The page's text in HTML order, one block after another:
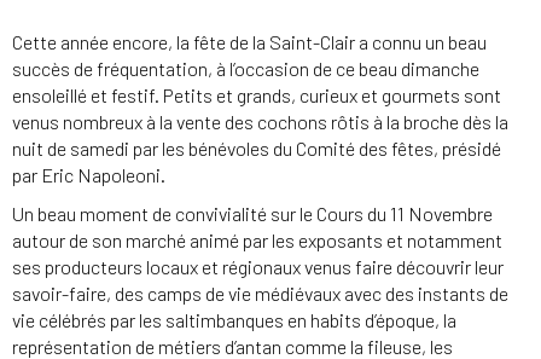
Cette année encore, la fête de la Saint-Clair a connu un beau
succès de fréquentation, à l’occasion de ce beau dimanche
ensoleillé et festif. Petits et grands, curieux et gourmets sont
venus nombreux à la vente des cochons rôtis à la broche dès la
nuit de samedi par les bénévoles du Comité des fêtes, présidé
par Eric Napoleoni.
Un beau moment de convivialité sur le Cours du 11 Novembre
autour de son marché animé par les exposants et notamment
ses producteurs locaux et régionaux venus faire découvrir leur
savoir-faire, des camps de vie médiévaux avec des instants de
vie célébrés par les saltimbanques en habits d’époque, la
représentation de métiers d’antan comme la fileuse, les